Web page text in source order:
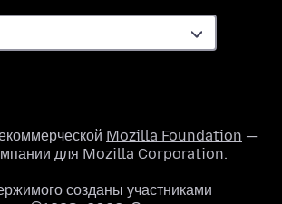
Mozilla Foundation —
для Mozilla Corporation.
созданы участниками